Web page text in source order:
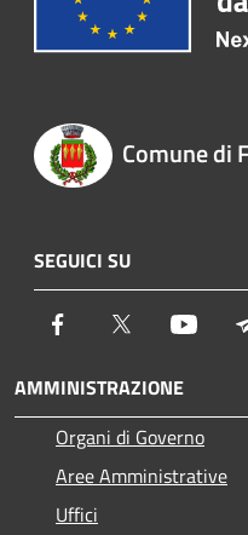
Comune di
SEGUICI SU
Facebook Twitter
AMMINISTRAZIONE
Organi di Governo
Aree Amministrative
Uffici